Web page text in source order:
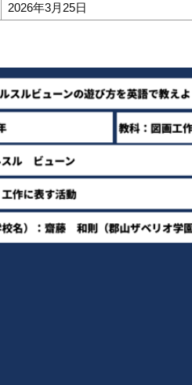
2026年3月25日